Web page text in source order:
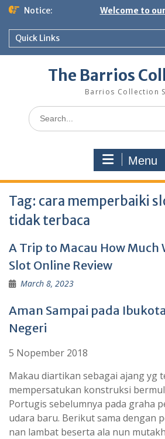
Skip
content
Notice: Welcome to
Quick Links
The Barrios
Barrios Collection
Search
for:
Menu
Tag: cara memperbaiki
tidak terbaca
A Trip to Macau How Much
Slot Online Review
March 8, 2023
Aman Sampai pada
Negeri
5 Nopember 2018
Makau diartikan sebagai ajang yg
mempersatukan konstruksi
Portugis sebelumnya pada graha
udara baru. Berikut sama dengan
nan lambat beserta ala nun